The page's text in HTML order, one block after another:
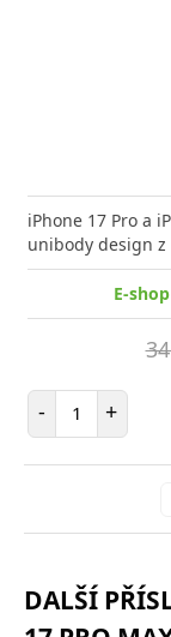
iPhone 17 Pro a
unibody design
E-
- Počet
+
DALŠÍ